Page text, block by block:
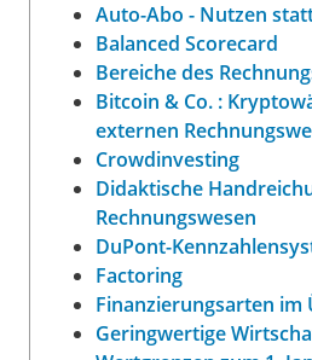
Auto-Abo - Nutzen
Balanced Scorecard
Bereiche des
Bitcoin & Co. :
externen
Crowdinvesting
Didaktische
Rechnungswesen
DuPont-
Factoring
Finanzierungsarten im
Geringwertige